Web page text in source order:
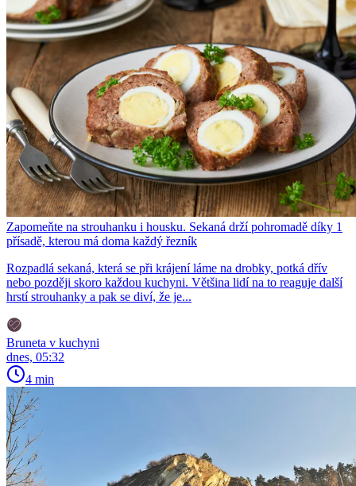
Zapomeňte na strouhanku i housku. Sekaná drží pohromadě díky 1
přísadě, kterou má doma každý řezník
Rozpadlá sekaná, která se při krájení láme na drobky, potká dřív
nebo později skoro každou kuchyni. Většina lidí na to reaguje další
hrstí strouhanky a pak se diví, že je...
Bruneta v kuchyni
dnes, 05:32
4 min